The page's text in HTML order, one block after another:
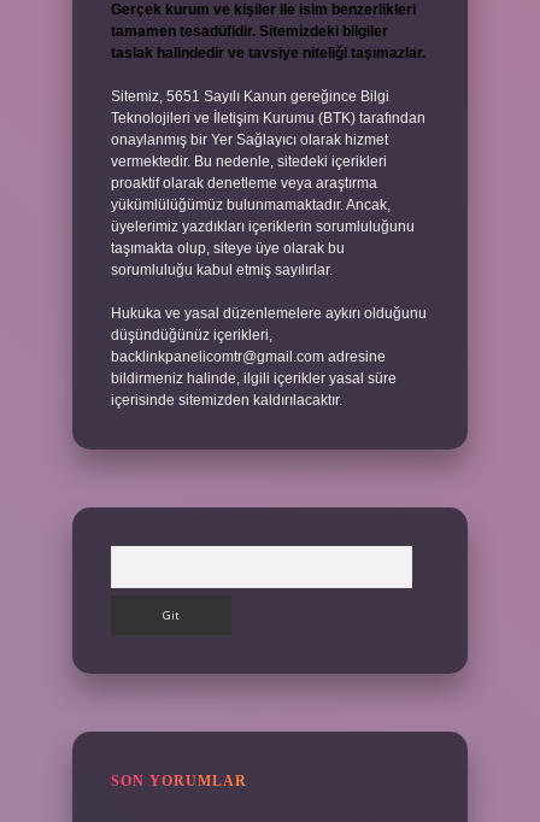
Gerçek kurum ve kişiler ile isim benzerlikleri
tamamen tesadüfidir. Sitemizdeki bilgiler
taslak halindedir ve tavsiye niteliği taşımazlar.
Sitemiz, 5651 Sayılı Kanun gereğince Bilgi
Teknolojileri ve İletişim Kurumu (BTK) tarafından
onaylanmış bir Yer Sağlayıcı olarak hizmet
vermektedir. Bu nedenle, sitedeki içerikleri
proaktif olarak denetleme veya araştırma
yükümlülüğümüz bulunmamaktadır. Ancak,
üyelerimiz yazdıkları içeriklerin sorumluluğunu
taşımakta olup, siteye üye olarak bu
sorumluluğu kabul etmiş sayılırlar.
Hukuka ve yasal düzenlemelere aykırı olduğunu
düşündüğünüz içerikleri,
backlinkpanelicomtr@gmail.com adresine
bildirmeniz halinde, ilgili içerikler yasal süre
içerisinde sitemizden kaldırılacaktır.
SON YORUMLAR